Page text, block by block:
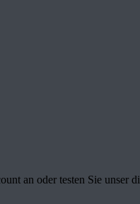
an oder testen Sie unser